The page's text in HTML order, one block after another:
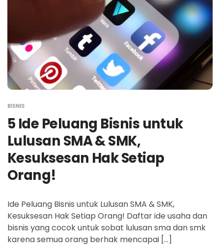
BISNIS
5 Ide Peluang Bisnis untuk
Lulusan SMA & SMK,
Kesuksesan Hak Setiap
Orang!
Ide Peluang Bisnis untuk Lulusan SMA & SMK,
Kesuksesan Hak Setiap Orang! Daftar ide usaha dan
bisnis yang cocok untuk sobat lulusan sma dan smk
karena semua orang berhak mencapai […]